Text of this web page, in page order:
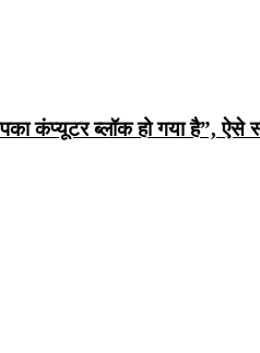
कंप्यूटर ब्लॉक हो गया है”,